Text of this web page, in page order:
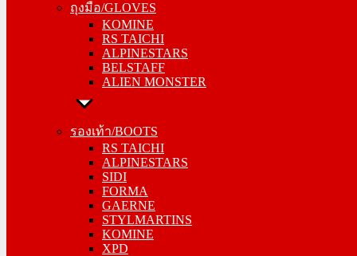
ถุงมือ/GLOVES
KOMINE
RS TAICHI
ALPINESTARS
BELSTAFF
ALIEN MONSTER
รองเท้า/BOOTS
RS TAICHI
ALPINESTARS
SIDI
FORMA
GAERNE
STYLMARTINS
KOMINE
XPD
RS TAICHI
ALPINESTARS
BELSTAFF
ALIEN MONSTER
รองเท้า/BOOTS
ALPINESTARS
SIDI
FORMA
GAERNE
STYLMARTINS
KOMINE
XPD